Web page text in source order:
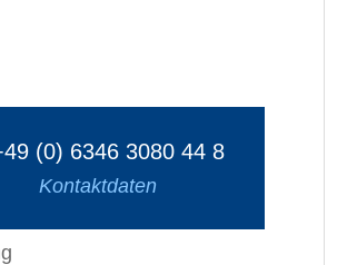
(0) 6346 3080 44 8
Kontaktdaten